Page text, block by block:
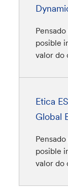
posible
valor do
Etica
Global
posible
valor do